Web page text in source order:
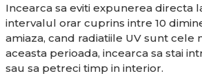
Incearca sa eviti expunerea directa
intervalul orar cuprins intre 10
amiaza, cand radiatiile UV sunt cele
aceasta perioada, incearca sa stai
sau sa petreci timp in interior.